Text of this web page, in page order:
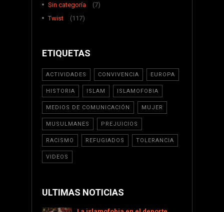
Sin categoría
(7)
Twist
(117)
ETIQUETAS
ACTIVIDADES CONVIVENCIA EUROPA
HISTORIA ISLAM ISLAMOFOBIA
MEDIOS DE COMUNICACIÓN MUJER
MUSULMANES PREJUICIOS
RACISMO REFUGIADOS TOLERANCIA
VIDEOS
ULTIMAS NOTICIAS